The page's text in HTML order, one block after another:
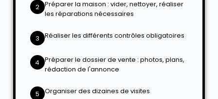
2 Préparer la maison : vider, nettoyer, réaliser
les réparations nécessaires
3 Réaliser les différents contrôles obligatoires
4
Préparer le dossier de vente : photos, plans,
rédaction de l'annonce
5 Organiser des dizaines de visites